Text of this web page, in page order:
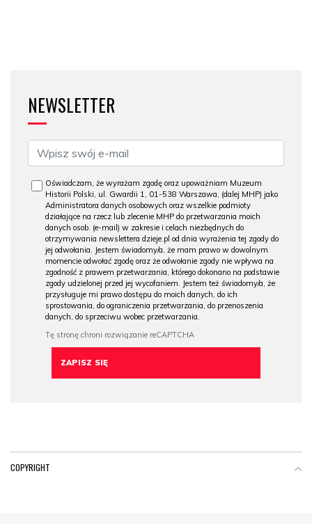
NEWSLETTER
Oświadczam, że wyrażam zgodę oraz upoważniam Muzeum
Historii Polski, ul. Gwardii 1, 01-538 Warszawa, (dalej MHP) jako
Administratora danych osobowych oraz wszelkie podmioty
działające na rzecz lub zlecenie MHP do przetwarzania moich
danych osob. (e-mail) w zakresie i celach niezbędnych do
otrzymywania newslettera dzieje.pl od dnia wyrażenia tej zgody do
jej odwołania. Jestem świadomy/a, że mam prawo w dowolnym
momencie odwołać zgodę oraz że odwołanie zgody nie wpływa na
zgodność z prawem przetwarzania, którego dokonano na podstawie
zgody udzielonej przed jej wycofaniem. Jestem też świadomy/a, że
przysługuje mi prawo dostępu do moich danych, do ich
sprostowania, do ograniczenia przetwarzania, do przenoszenia
danych, do sprzeciwu wobec przetwarzania.
COPYRIGHT